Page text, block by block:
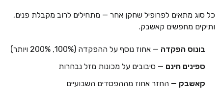
כל סוג מתאים לפרופיל שחקן אחר — מתחילים לרוב מקבלת פנים,
ותיקים מחפשים קאשבק.
בונוס הפקדה — אחוז נוסף על ההפקדה (100%, 200% ויותר)
ספינים חינם — סיבובים על מכונות מזל נבחרות
קאשבק — החזר אחוז מההפסדים השבועיים